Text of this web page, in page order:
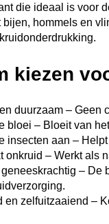
die ideaal is voor
bijen, hommels en
kiezen
duurzaam – Geen
bloei – Bloeit van
insecten aan –
onkruid – Werkt als
– De
en zelfuitzaaiend –